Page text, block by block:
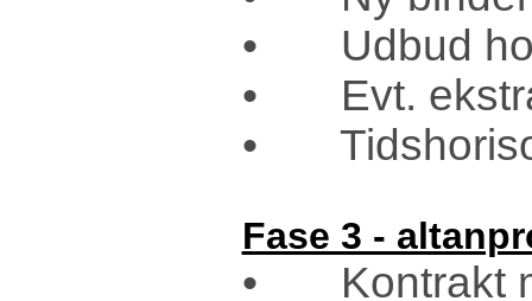
• Udbud
• Evt. ekstra
•
Fase 3 -
• Kontrakt